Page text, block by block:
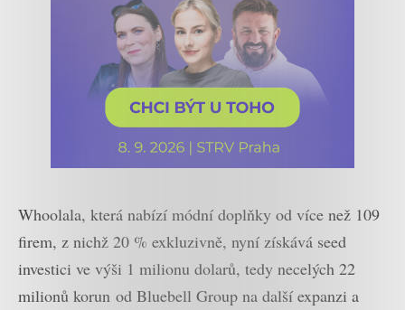
Whoolala, která nabízí módní doplňky od více než 109
firem, z nichž 20 % exkluzivně, nyní získává seed
investici ve výši 1 milionu dolarů, tedy necelých 22
milionů korun od Bluebell Group na další expanzi a